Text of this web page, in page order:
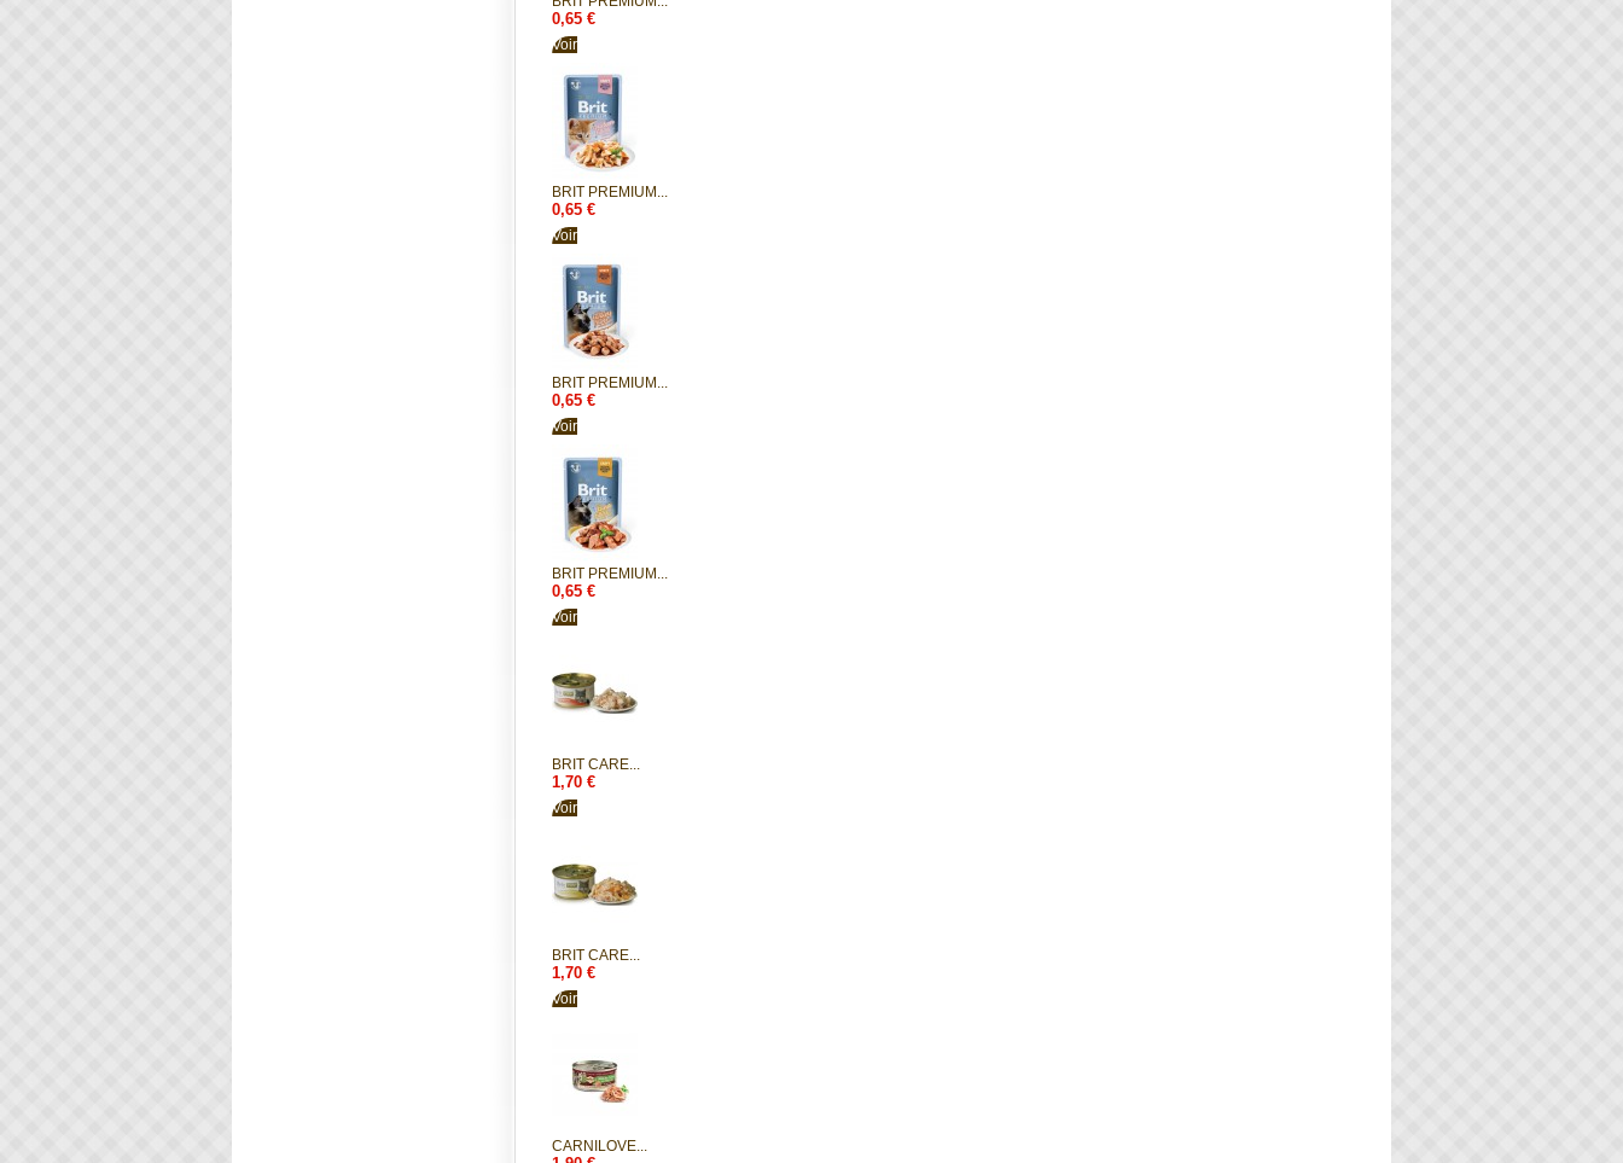
0,65 €
Voir
BRIT PREMIUM...
0,65 €
Voir
BRIT PREMIUM...
0,65 €
Voir
BRIT PREMIUM...
0,65 €
Voir
BRIT CARE...
1,70 €
Voir
BRIT CARE...
1,70 €
Voir
CARNILOVE...